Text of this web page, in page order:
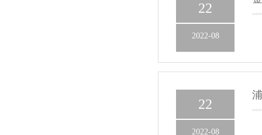
22
2022-08
22
2022-08